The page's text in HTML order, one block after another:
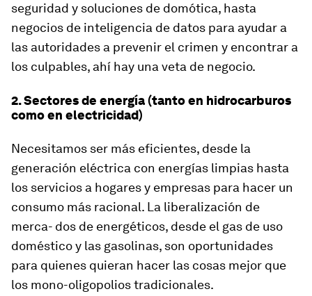
seguridad y soluciones de domótica, hasta
negocios de inteligencia de datos para ayudar a
las autoridades a prevenir el crimen y encontrar a
los culpables, ahí hay una veta de negocio.
2. Sectores de energía (tanto en hidrocarburos
como en electricidad)
Necesitamos ser más eficientes, desde la
generación eléctrica con energías limpias hasta
los servicios a hogares y empresas para hacer un
consumo más racional. La liberalización de
merca- dos de energéticos, desde el gas de uso
doméstico y las gasolinas, son oportunidades
para quienes quieran hacer las cosas mejor que
los mono-oligopolios tradicionales.